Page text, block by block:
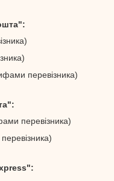
перевізника)
перевізника)